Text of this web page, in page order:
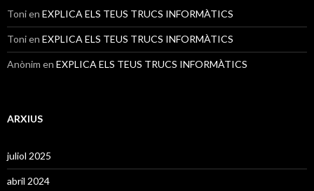
Tonien EXPLICA ELS TEUS TRUCS INFORMÀTICS
Tonien EXPLICA ELS TEUS TRUCS INFORMÀTICS
Anònim en EXPLICA ELS TEUS TRUCS INFORMÀTICS
ARXIUS
juliol 2025
abril 2024